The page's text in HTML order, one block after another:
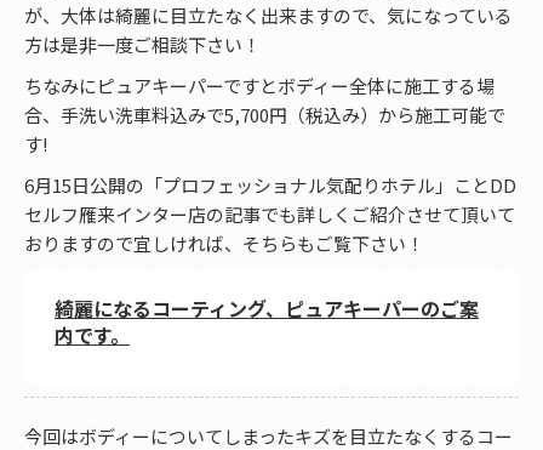
が、大体は綺麗に目立たなく出来ますので、気になっている
方は是非一度ご相談下さい！
ちなみにピュアキーパーですとボディー全体に施工する場
合、手洗い洗車料込みで5,700円（税込み）から施工可能で
す!
6月15日公開の「プロフェッショナル気配りホテル」ことDD
セルフ雁来インター店の記事でも詳しくご紹介させて頂いて
おりますので宜しければ、そちらもご覧下さい！
綺麗になるコーティング、ピュアキーパーのご案
内です。
今回はボディーについてしまったキズを目立たなくするコー